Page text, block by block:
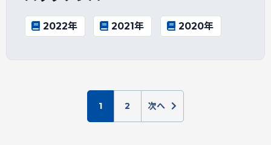
2022年 2021年 2020年
1 2 次へ